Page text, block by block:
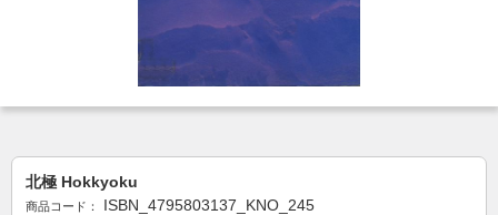
北極 Hokkyoku
商品コード： ISBN_4795803137_KNO_245